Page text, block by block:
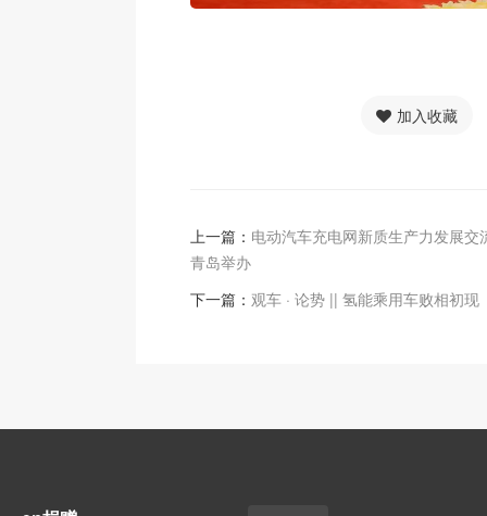
加入收藏
上一篇： 电动汽车充电网新质生产力发展交
青岛举办
下一篇： 观车 · 论势 || 氢能乘用车败相初现